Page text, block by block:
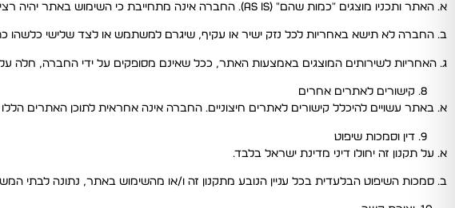
א. האתר ותכניו מוצגים "כמות שהם" (As Is). החברה אינה מתחייבת כי השימוש באתר יהיה רציף, ללא תקלות, או נטול וירוסים.
ב. החברה לא תישא באחריות לכל נזק ישיר או עקיף, שיגרם למשתמש או לצד שלישי כלשהו
ג. האחריות לשירותים המוצגים באמצעות האתר, ככל שאינם מסופקים על ידי החברה, חלה
קישורים לאתרים אחרים
א. באתר עשויים להיכלל קישורים לאתרים חיצוניים. החברה אינה אחראית לתוכן האתרים
דין וסמכות שיפוט
א. על תקנון זה יחולו דיני מדינת ישראל בלבד.
ב. סמכות השיפוט הבלעדית בכל עניין הנובע מתקנון זה ו/או מהשימוש באתר, נתונה לבתי